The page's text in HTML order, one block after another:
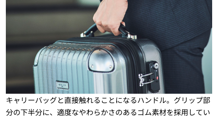
キャリーバッグと直接触れることになるハンドル。グリップ部
分の下半分に、適度なやわらかさのあるゴム素材を採用してい